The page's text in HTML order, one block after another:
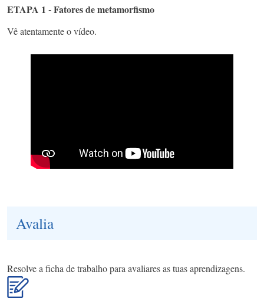
ETAPA 1 - Fatores de metamorfismo
Vê atentamente o vídeo.
Avalia
Resolve a ficha de trabalho para avaliares as tuas aprendizagens.